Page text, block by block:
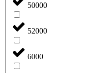
50000
52000
6000